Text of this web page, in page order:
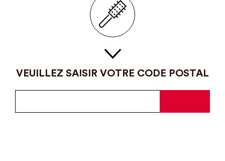
VEUILLEZ SAISIR VOTRE CODE POSTAL